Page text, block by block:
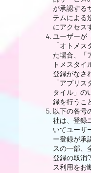
が承認する
テムによる
にアクセス
ユーザーが
「オトメ
た場合、「
トメスタイ
登録がなさ
「アプリ
タイル」の
録を行うこ
以下の各号
社は、登録
いてユーザ
ー登録が承
スの一部、
登録の取消
ス利用をお